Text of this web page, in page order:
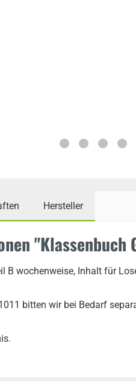
Hersteller
"Klassenbuch
B wochenweise, Inhalt für
bitten wir bei Bedarf